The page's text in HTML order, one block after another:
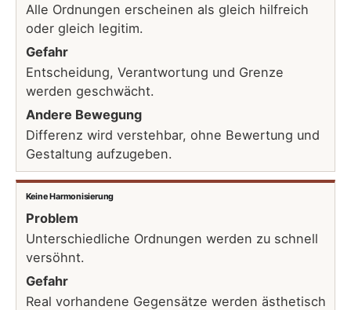
Alle Ordnungen erscheinen als gleich hilfreich
oder gleich legitim.
Gefahr
Entscheidung, Verantwortung und Grenze
werden geschwächt.
Andere Bewegung
Differenz wird verstehbar, ohne Bewertung und
Gestaltung aufzugeben.
Keine Harmonisierung
Problem
Unterschiedliche Ordnungen werden zu schnell
versöhnt.
Gefahr
Real vorhandene Gegensätze werden ästhetisch